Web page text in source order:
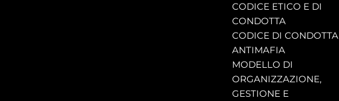
CODICE ETICO E DI
CONDOTTA
CODICE DI CONDOTTA
ANTIMAFIA
MODELLO DI
ORGANIZZAZIONE,
GESTIONE E